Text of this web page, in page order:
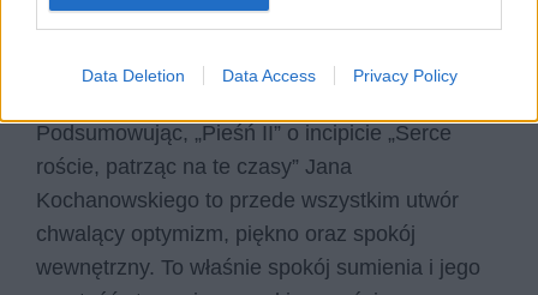
Data Deletion Data Access Privacy Policy
właśnie wiosną.
Podsumowanie
Podsumowując, „Pieśń II” o incipicie „Serce
roście, patrząc na te czasy” Jana
Kochanowskiego to przede wszystkim utwór
chwalący optymizm, piękno oraz spokój
wewnętrzny. To właśnie spokój sumienia i jego